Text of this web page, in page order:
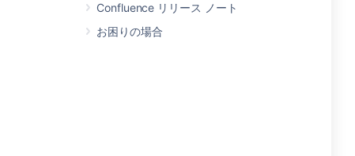
Confluence リリース ノート
お困りの場合